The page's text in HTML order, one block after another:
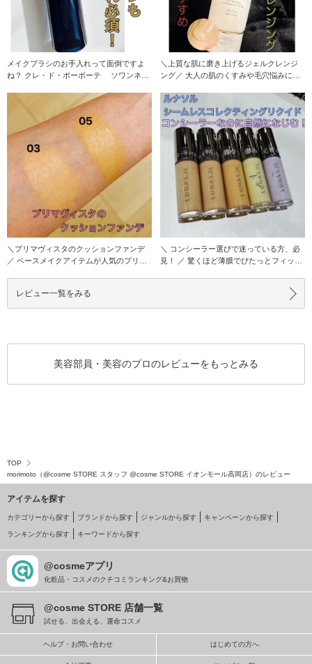
メイクブラシのお手入れって面倒ですよ
ね？ クレ・ド・ポーボーテ ソワンネト
＼上質な肌に磨き上げるジェルクレンジ
ング／ 大人の肌のくすみや毛穴悩みにお
＼プリマヴィスタのクッションファンデ
／ ベースメイクアイテムが人気のプリマ
＼ コンシーラー選びで迷っている方、必
見！ ／ 驚くほど薄膜でぴたっとフィッ
レビュー一覧をみる
美容部員・美容のプロのレビューをもっとみる
TOP
morimoto（@cosme STORE スタッフ @cosme STORE イオンモール高岡店）のレビュー
アイテムを探す
カテゴリーから探す ブランドから探す ジャンルから探す キャンペーンから探す
ランキングから探す キーワードから探す
@cosmeアプリ
化粧品・コスメのクチコミランキング&お買物
@cosme STORE 店舗一覧
試せる、出会える、運命コスメ
ヘルプ・お問い合わせ はじめての方へ